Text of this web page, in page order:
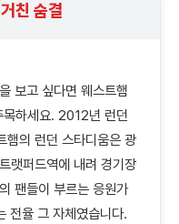
친 숨결
보고 싶다면 웨스트햄
목하세요. 2012년 런던
햄의 런던 스타디움은 광
랫퍼드역에 내려 경기장
팬들이 부르는 응원가
율 그 자체였습니다.